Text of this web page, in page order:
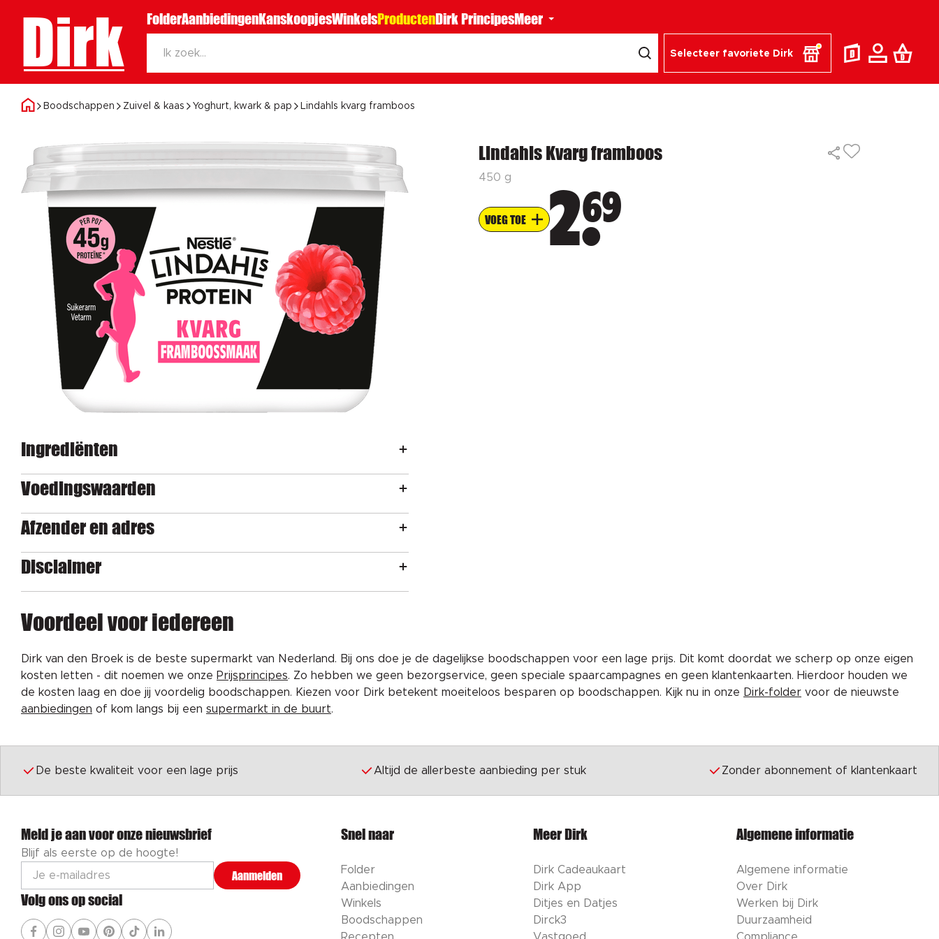
Dirk FolderAanbiedingenKanskoopjesWinkelsProductenDirk PrincipesMeer
Selecteer favoriete Dirk
Boodschappen Zuivel & kaas Yoghurt, kwark & pap Lindahls kvarg framboos
Lindahls Kvarg framboos
450 g
VOEG TOE 269
Ingrediënten
Voedingswaarden
Afzender en adres
Disclaimer
Voordeel voor iedereen
Dirk van den Broek is de beste supermarkt van Nederland. Bij ons doe je de dagelijkse boodschappen voor een lage prijs. Dit komt doordat we scherp op onze eigen
kosten letten - dit noemen we onze Prijsprincipes. Zo hebben we geen bezorgservice, geen speciale spaarcampagnes en geen klantenkaarten. Hierdoor houden we
de kosten laag en doe jij voordelig boodschappen. Kiezen voor Dirk betekent moeiteloos besparen op boodschappen. Kijk nu in onze Dirk-folder voor de nieuwste
aanbiedingen of kom langs bij een supermarkt in de buurt.
De beste kwaliteit voor een lage prijs Altijd de allerbeste aanbieding per stuk Zonder abonnement of klantenkaart
Meld je aan voor onze nieuwsbrief
Blijf als eerste op de hoogte!
Aanmelden
Volg ons op social
Snel naar
Folder
Aanbiedingen
Winkels
Boodschappen
Meer Dirk
Dirk Cadeaukaart
Dirk App
Ditjes en Datjes
Dirck3
Algemene informatie
Algemene informatie
Over Dirk
Werken bij Dirk
Duurzaamheid